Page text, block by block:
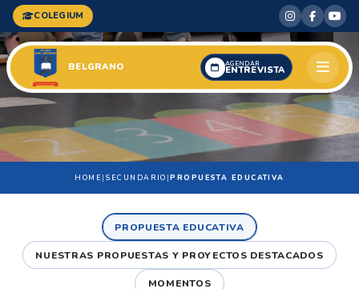
COLEGIUM
BELGRANO AGENDAR
ENTREVISTA
HOME| SECUNDARIO |PROPUESTA EDUCATIVA
PROPUESTA EDUCATIVA
NUESTRAS PROPUESTAS Y PROYECTOS DESTACADOS
MOMENTOS